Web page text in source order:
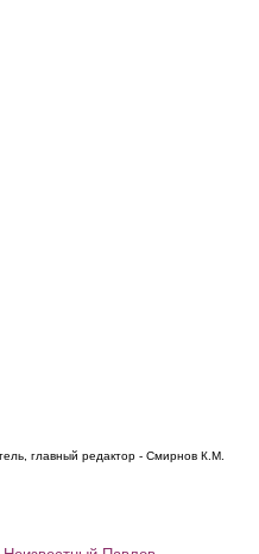
главный редактор - Смирнов К.М.